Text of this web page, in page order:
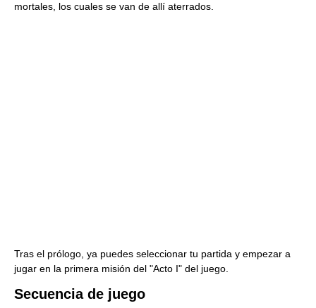
mortales, los cuales se van de allí aterrados.
Tras el prólogo, ya puedes seleccionar tu partida y empezar a
jugar en la primera misión del "Acto I" del juego.
Secuencia de juego